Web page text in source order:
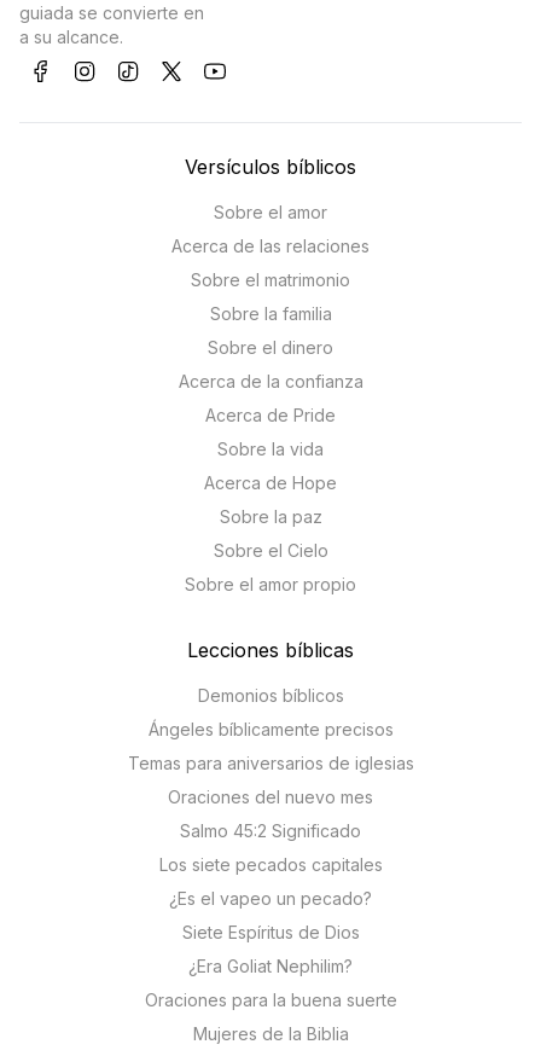
guiada se convierte en
a su alcance.
Versículos bíblicos
Sobre el amor
Acerca de las relaciones
Sobre el matrimonio
Sobre la familia
Sobre el dinero
Acerca de la confianza
Acerca de Pride
Sobre la vida
Acerca de Hope
Sobre la paz
Sobre el Cielo
Sobre el amor propio
Lecciones bíblicas
Demonios bíblicos
Ángeles bíblicamente precisos
Temas para aniversarios de iglesias
Oraciones del nuevo mes
Salmo 45:2 Significado
Los siete pecados capitales
¿Es el vapeo un pecado?
Siete Espíritus de Dios
¿Era Goliat Nephilim?
Oraciones para la buena suerte
Mujeres de la Biblia